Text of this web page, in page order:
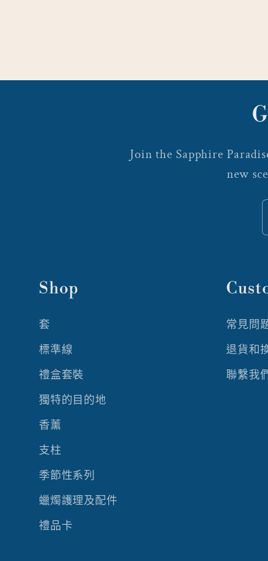
Join the Sapphire
new
Shop
套
標準線
禮盒套裝
獨特的目的地
香薰
支柱
季節性系列
蠟燭護理及配件
禮品卡
常見問
退貨和
聯繫我